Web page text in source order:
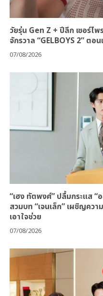
วัยรุ่น Gen Z + ปีลึก เซอร์ไพ
จักรวาล “GELBOYS 2” ตอ
07/08/2026
“เฮง ทัตพงศ์” ปลื้มกระแส “
สวมบท “เจนเล็ก” เผชิญคว
เอาใจช่วย
07/08/2026